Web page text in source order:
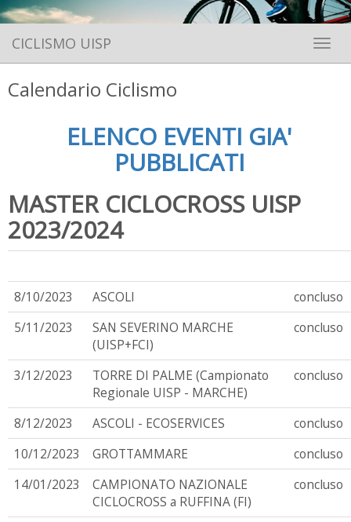
CICLISMO UISP
Calendario Ciclismo
ELENCO EVENTI GIA'
PUBBLICATI
MASTER CICLOCROSS UISP
2023/2024
8/10/2023 ASCOLI
concluso
5/11/2023
SAN SEVERINO MARCHE
(UISP+FCI)
concluso
3/12/2023
TORRE DI PALME (Campionato
Regionale UISP - MARCHE)
concluso
8/12/2023 ASCOLI - ECOSERVICES
concluso
10/12/2023
GROTTAMMARE
concluso
14/01/2023
CAMPIONATO NAZIONALE
CICLOCROSS a RUFFINA (FI)
concluso